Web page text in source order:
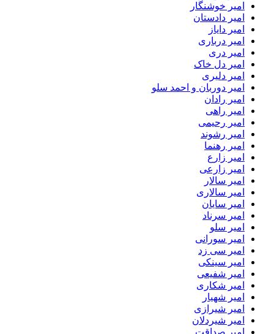
امیر خوشنگار
امیر دادستان
امیر دایاز
امیر درباری
امیر دری
امیر دل خاک
امیر دلیری
امیر دوربان و احمد سلو
امیر رادان
امیر راهی
امیر رحیمی
امیر رشوند
امیر رهنما
امیر زارع
امیر زارعی
امیر سالار
امیر سالاری
امیر سایان
امیر سرناد
امیر سلو
امیر سورانی
امیر سی زد
امیر سینکی
امیر شفیعی
امیر شکاری
امیر شهیار
امیر شیرازی
امیر شیردلان
امیر صداقت